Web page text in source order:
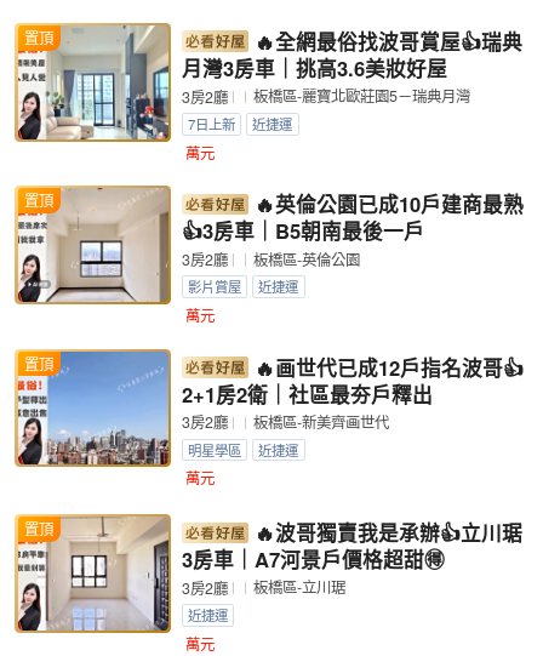
置頂
🔥全網最俗找波哥賞屋👍瑞典
月灣3房車｜挑高3.6美妝好屋
3房2廳 板橋區-麗寶北歐莊園5－瑞典月灣
7日上新 近捷運
萬元
置頂
🔥英倫公園已成10戶建商最熟
👍3房車｜B5朝南最後一戶
3房2廳 板橋區-英倫公園
影片賞屋 近捷運
萬元
置頂
🔥画世代已成12戶指名波哥👍
2+1房2衛｜社區最夯戶釋出
3房2廳 板橋區-新美齊画世代
明星學區 近捷運
萬元
置頂
🔥波哥獨賣我是承辦👍立川琚
3房車｜A7河景戶價格超甜🉐
3房2廳 板橋區-立川琚
近捷運
萬元